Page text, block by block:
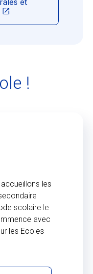
et
!
les
scolaire le
avec
les Ecoles